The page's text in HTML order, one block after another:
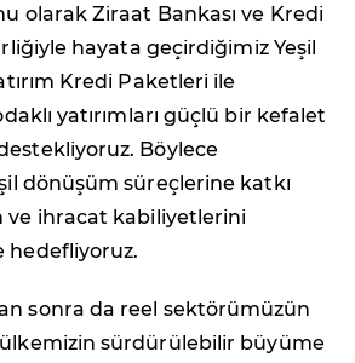
olarak Ziraat Bankası ve Kredi
hayata geçirdiğimiz Yeşil
Kredi Paketleri ile
yatırımları güçlü bir kefalet
Böylece
dönüşüm süreçlerine katkı
ihracat kabiliyetlerini
hedefliyoruz.
sonra da reel sektörümüzün
ülkemizin sürdürülebilir büyüme